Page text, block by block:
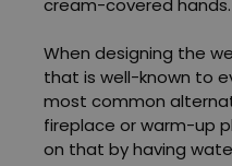
cream-covered hands.
When designing the
that is well-known to
most common
fireplace or warm-up
on that by having